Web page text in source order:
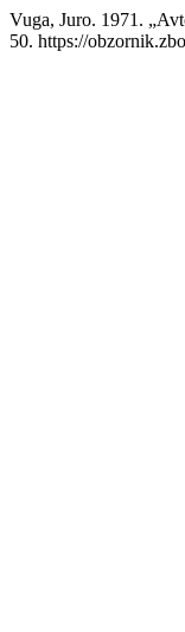
Vuga, Juro. 1971.
50. https://